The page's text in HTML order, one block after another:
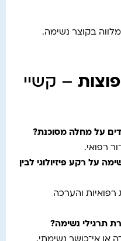
בקוצר נשימה.
– קשיי
על מחלה מסוכנת?
רפואי.
על רקע פיזיולוגי לבין
והערכה
תרגילי נשימה?